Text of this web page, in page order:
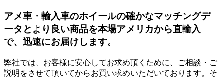
アメ車・輸入車のホイールの確かなマッチングデ
ータとより良い商品を本場アメリカから直輸入
で、迅速にお届けします。
弊社では、お客様に安心してお求め頂くために、ご相談・ご
説明をさせて頂いてからお買い求めいただいております。そ